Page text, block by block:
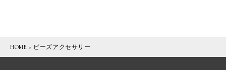
HOME > ビーズアクセサリー